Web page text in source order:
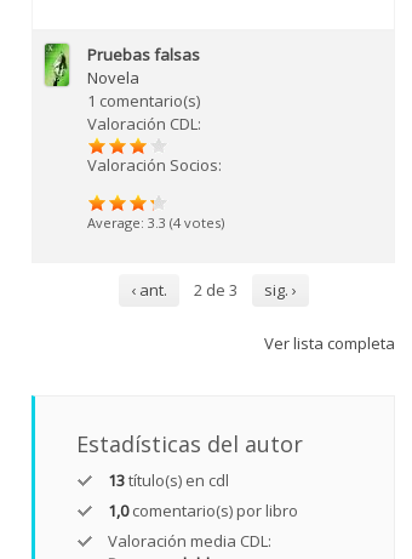
Pruebas falsas
Novela
1 comentario(s)
Valoración CDL:
Valoración Socios:
Average: 3.3 (4 votes)
‹ ant. 2 de 3 sig. ›
Ver lista completa
Estadísticas del autor
13título(s) en cdl
1,0comentario(s) por libro
Valoración media CDL: